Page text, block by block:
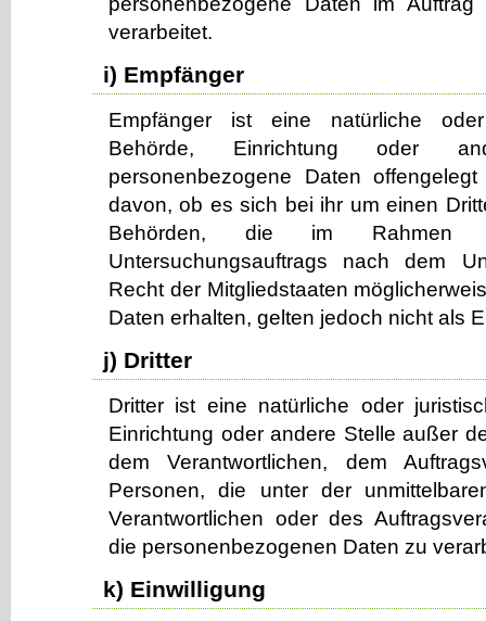
verarbeitet.
i) Empfänger
Empfänger ist eine natürliche
Behörde, Einrichtung oder
personenbezogene Daten
davon, ob es sich bei ihr um einen
Behörden, die im Rahmen
Untersuchungsauftrags nach dem
Recht der Mitgliedstaaten
Daten erhalten, gelten jedoch nicht als
j) Dritter
Dritter ist eine natürliche oder
Einrichtung oder andere Stelle außer
dem Verantwortlichen, dem
Personen, die unter der
Verantwortlichen oder des
die personenbezogenen Daten zu
k) Einwilligung